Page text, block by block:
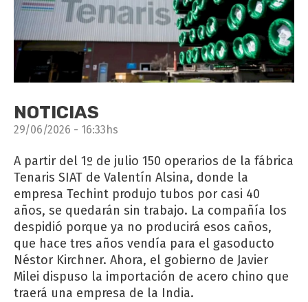
NOTICIAS
29/06/2026 - 16:33hs
A partir del 1º de julio 150 operarios de la fábrica
Tenaris SIAT de Valentín Alsina, donde la
empresa Techint produjo tubos por casi 40
años, se quedarán sin trabajo. La compañía los
despidió porque ya no producirá esos caños,
que hace tres años vendía para el gasoducto
Néstor Kirchner. Ahora, el gobierno de Javier
Milei dispuso la importación de acero chino que
traerá una empresa de la India.